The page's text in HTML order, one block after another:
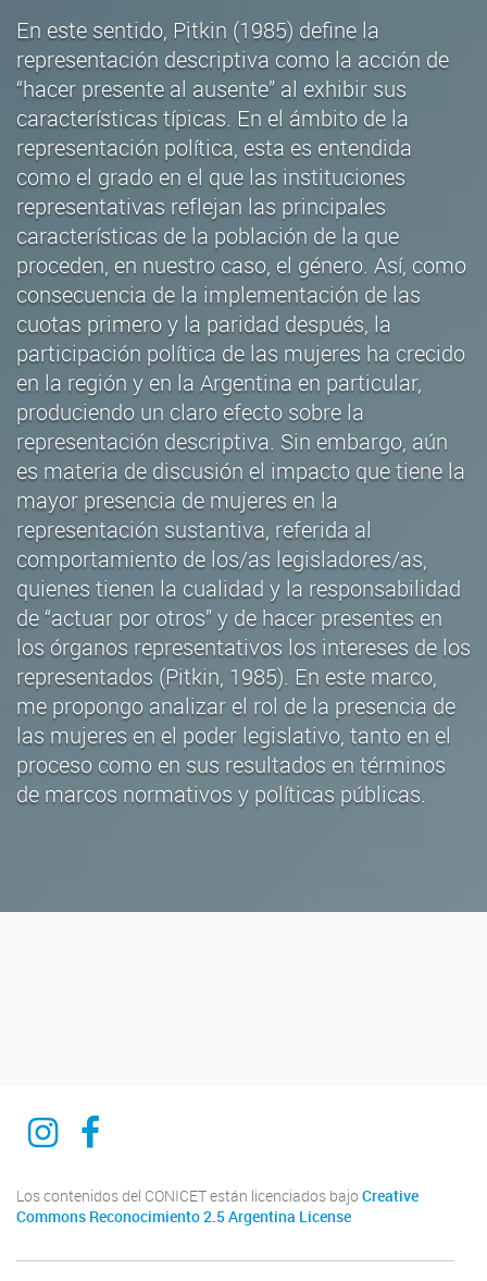
En este sentido, Pitkin (1985) define la
representación descriptiva como la acción de
“hacer presente al ausente” al exhibir sus
características típicas. En el ámbito de la
representación política, esta es entendida
como el grado en el que las instituciones
representativas reflejan las principales
características de la población de la que
proceden, en nuestro caso, el género. Así, como
consecuencia de la implementación de las
cuotas primero y la paridad después, la
participación política de las mujeres ha crecido
en la región y en la Argentina en particular,
produciendo un claro efecto sobre la
representación descriptiva. Sin embargo, aún
es materia de discusión el impacto que tiene la
mayor presencia de mujeres en la
representación sustantiva, referida al
comportamiento de los/as legisladores/as,
quienes tienen la cualidad y la responsabilidad
de “actuar por otros” y de hacer presentes en
los órganos representativos los intereses de los
representados (Pitkin, 1985). En este marco,
me propongo analizar el rol de la presencia de
las mujeres en el poder legislativo, tanto en el
proceso como en sus resultados en términos
de marcos normativos y políticas públicas.
Ciencia del derecho y del revesCiencia del derecho y del reves
Los contenidos del CONICET están licenciados bajo Creative
Commons Reconocimiento 2.5 Argentina License